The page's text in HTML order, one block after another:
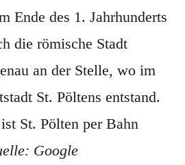
Ende des 1. Jahrhunderts
die römische Stadt
an der Stelle, wo im
St. Pöltens entstand.
St. Pölten per Bahn
Google